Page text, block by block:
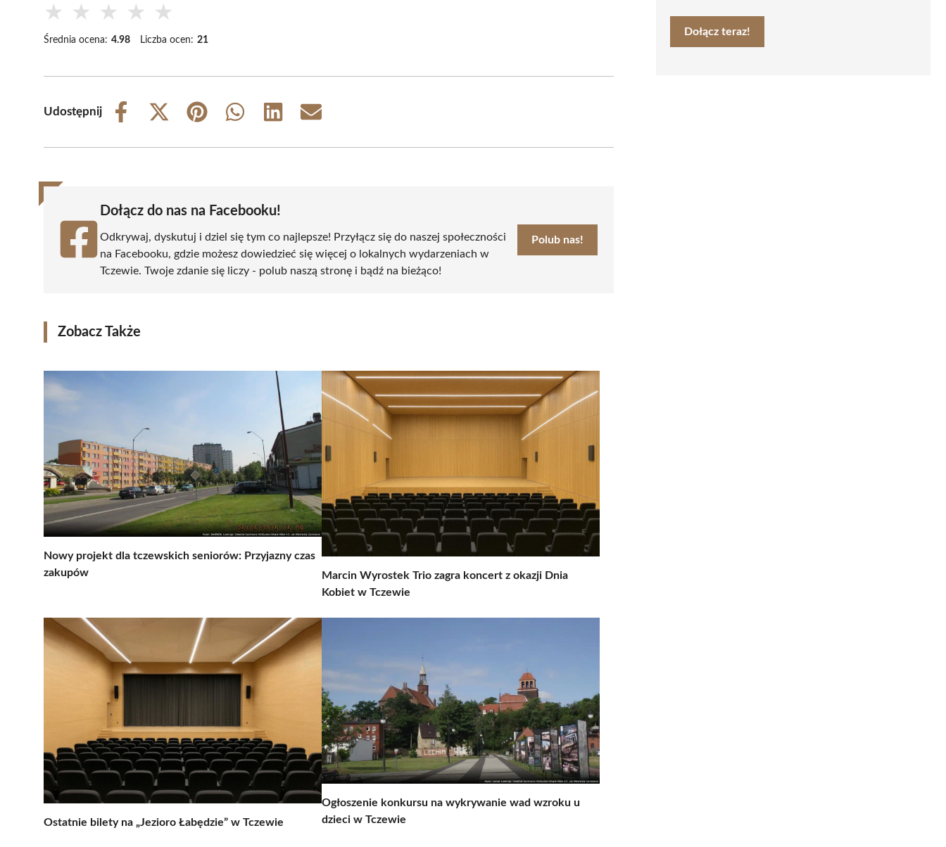
★ ★ ★ ★ ★
Średnia ocena: 4.98 Liczba ocen: 21
Udostępnij
Share
Share
(Twitter)
Share
Share
Share
Share
Dołącz do nas na Facebooku!
Odkrywaj, dyskutuj i dziel się tym co najlepsze! Przyłącz się do naszej społeczności
na Facebooku, gdzie możesz dowiedzieć się więcej o lokalnych wydarzeniach w
Tczewie. Twoje zdanie się liczy - polub naszą stronę i bądź na bieżąco!
Polub nas!
Zobacz Także
Nowy projekt dla tczewskich seniorów: Przyjazny czas
zakupów
Marcin Wyrostek Trio zagra koncert z okazji Dnia
Kobiet w Tczewie
Ostatnie bilety na „Jezioro Łabędzie” w Tczewie
Ogłoszenie konkursu na wykrywanie wad wzroku u
dzieci w Tczewie
Dołącz teraz!